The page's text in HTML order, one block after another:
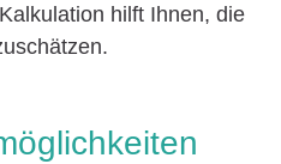
hilft Ihnen, die